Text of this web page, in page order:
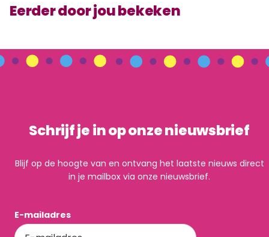
Eerder door jou bekeken
Schrijf je in op onze nieuwsbrief
Blijf op de hoogte van en ontvang het laatste nieuws direct
in je mailbox via onze nieuwsbrief.
E-mailadres